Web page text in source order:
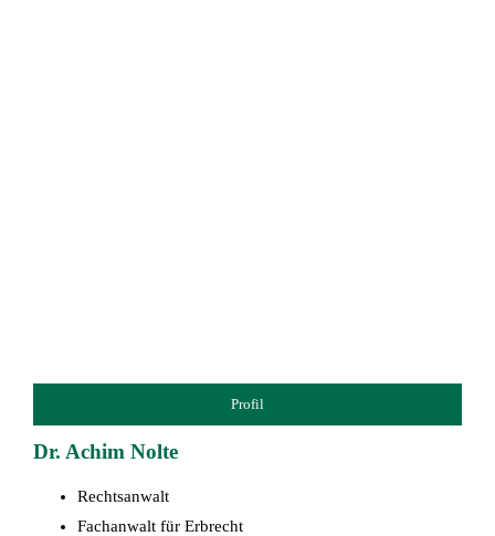
Profil
Dr. Achim Nolte
Rechtsanwalt
Fachanwalt für Erbrecht